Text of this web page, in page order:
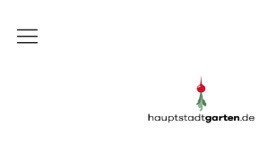
Gartenblog Hauptstadtgarten
Gartenblog